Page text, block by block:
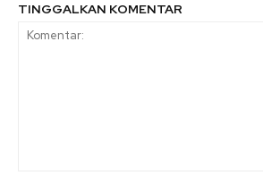
TINGGALKAN KOMENTAR